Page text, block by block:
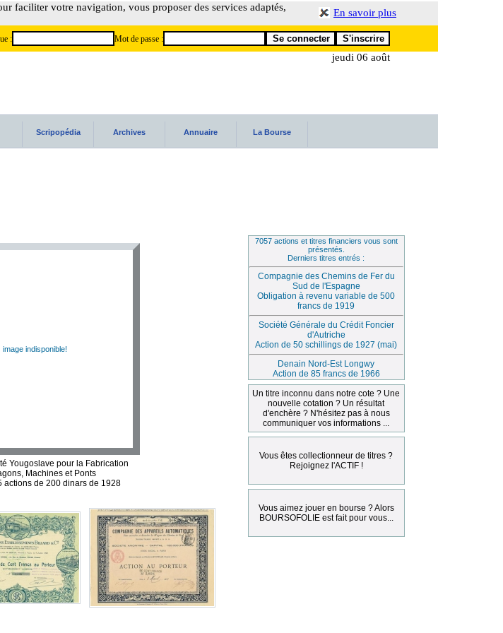
faciliter votre navigation, vous proposer des services adaptés,
En savoir plus
: Mot de passe :
jeudi 06 août
Scripopédia Archives Annuaire La Bourse
image indisponible!
Yougoslave pour la Fabrication
Machines et Ponts
actions de 200 dinars de 1928
7057 actions et titres financiers vous sont
présentés.
Derniers titres entrés :
Compagnie des Chemins de Fer du
Sud de l'Espagne
Obligation à revenu variable de 500
francs de 1919
Société Générale du Crédit Foncier
d'Autriche
Action de 50 schillings de 1927 (mai)
Denain Nord-Est Longwy
Action de 85 francs de 1966
Un titre inconnu dans notre cote ? Une
nouvelle cotation ? Un résultat
d'enchère ? N'hésitez pas à nous
communiquer vos informations ...
Vous êtes collectionneur de titres ?
Rejoignez l'ACTIF !
Vous aimez jouer en bourse ? Alors
BOURSOFOLIE est fait pour vous...